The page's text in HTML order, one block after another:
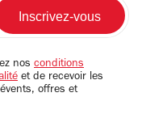
nos conditions
et de recevoir les
offres et